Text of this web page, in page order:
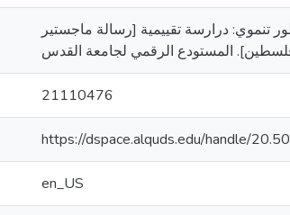
من منظور تنموي: درارسة تقييمية [رسالة ماجستير
21110476
https://dspace.alquds.edu/handle/
en_US